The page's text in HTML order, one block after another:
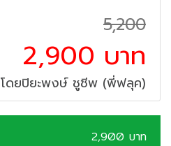
5,200
2,900 บาท
โดยปิยะพงษ์ ชูชีพ (พี่ฟลุค)
2,900 บาท